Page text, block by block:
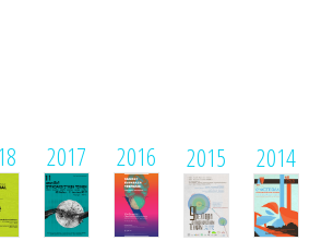
2017 2016 2015 2014